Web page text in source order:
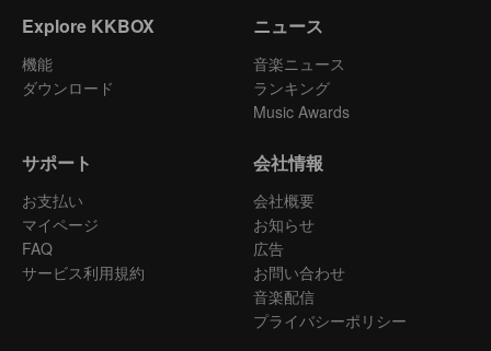
Explore KKBOX
機能
ダウンロード
ニュース
音楽ニュース
ランキング
Music Awards
サポート
お支払い
マイページ
FAQ
サービス利用規約
会社情報
会社概要
お知らせ
広告
お問い合わせ
音楽配信
プライバシーポリシー